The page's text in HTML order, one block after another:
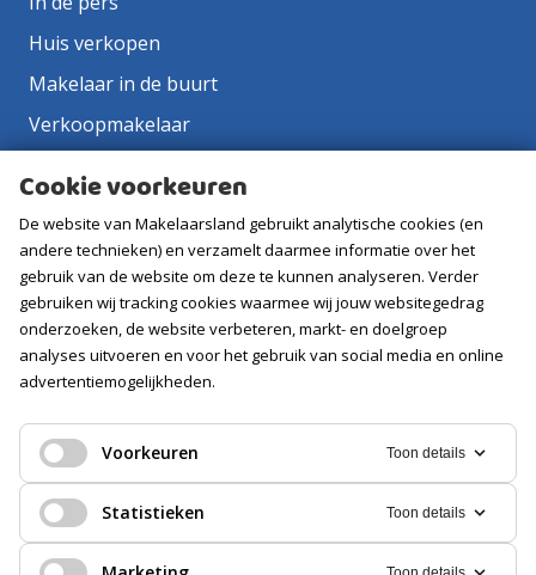
Huis verkopen
Makelaar in de buurt
Verkoopmakelaar
Vacatures
Volg ons
Cookie voorkeuren
De website van Makelaarsland gebruikt analytische cookies (en
andere technieken) en verzamelt daarmee informatie over het
gebruik van de website om deze te kunnen analyseren. Verder
gebruiken wij tracking cookies waarmee wij jouw websitegedrag
onderzoeken, de website verbeteren, markt- en doelgroep
analyses uitvoeren en voor het gebruik van social media en online
advertentiemogelijkheden.
Voorkeuren Toon details
Statistieken Toon details